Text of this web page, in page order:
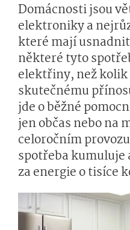
Domácnosti jsou
elektroniky a
které mají
některé tyto
elektřiny, než
skutečnému
jde o běžné
jen občas nebo na
celoročním
spotřeba kumuluje
za energie o tisíce